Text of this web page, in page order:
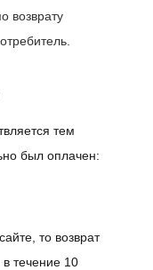
возврату
тем
был оплачен:
то возврат
течение 10